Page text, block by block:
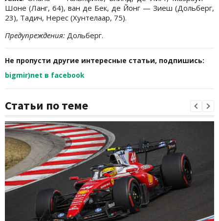
Шоне (Ланг, 64), ван де Бек, де Йонг — Зиеш (Дольберг,
23), Тадич, Нерес (Хунтелаар, 75).
Предупреждения: Дольберг.
Не пропусти другие интересные статьи, подпишись:
bigmir)net в facebook
Статьи по теме